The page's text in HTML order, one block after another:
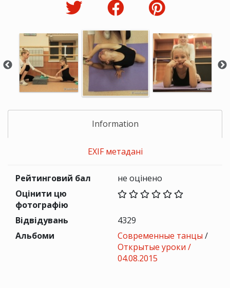
Information
EXIF метадані
Рейтинговий бал
не оцінено
Оцінити цю
фотографію
Відвідувань
4329
Альбоми
Современные танцы /
Открытые уроки /
04.08.2015